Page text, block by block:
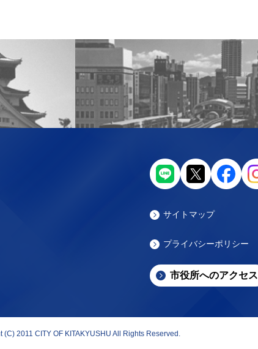
サイトマップ
プライバシーポリシー
市役所へのアクセス
(C) 2011 CITY OF KITAKYUSHU All Rights Reserved.